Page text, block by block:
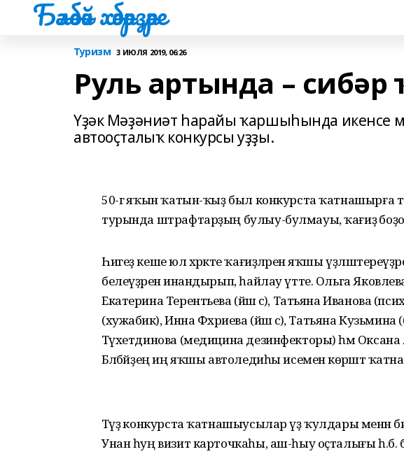
Бәләбәй хәбәрҙәре
Туризм 3 ИЮЛЯ 2019, 06:26
Руль артында – сибәр
Үҙәк Мәҙәниәт һарайы ҡаршыһында икенсе
автооҫталыҡ конкурсы уҙҙы.
50-гә яҡын ҡатын-ҡыҙ был конкурста ҡатнашырға
турында штрафтарҙың булыу-булмауы, ҡағиҙә
Һигеҙ кеше юл хәрәкәте ҡағиҙәләрен яҡшы
белеүҙәренә инандырып, һайлау үтте. Ольга
Екатерина Терентьева (йәш әсә), Татьяна Иванова
(хужабикә), Инна Фәхриева (йәш әсә), Татьяна
Тәүхетдинова (медицина дезинфекторы) һәм
Бәләбәйҙең иң яҡшы автоледиһы исеменә көрәштә
Тәүҙә конкурста ҡатнашыусылар үҙ ҡулдары менән
Унан һуң визит карточкаһы, аш-һыу оҫталығы һ.б.